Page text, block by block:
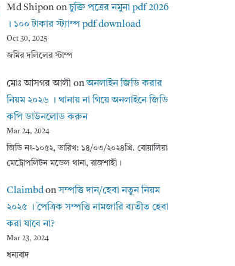
Md Shipononচুক্তি পত্রের নমুনা pdf 2026
। ১০০ টাকার স্ট্যাম্প pdf download
Oct 30, 2025
জমির দলিলের স্টাম্প
মোঃ আসগর আলী onঅনলাইন জিডি করার
নিয়ম ২০২৬ । থানায় না গিয়ে অনলাইনে জিডি
কপি ডাউনলোড করুন
Mar 24, 2024
জিডি নং-১০৫২, তারিখ: ১৪/০৩/২০২৪খ্রি. বোয়ালিয়া
মেট্রোপলিটন মডেল থানা, রাজশাহী।
Claimbdonসম্পত্তি দান/হেবা নতুন নিয়ম
২০২৫ । পৈত্রিক সম্পত্তি নামজারি ব্যতীত হেবা
করা যাবে না?
Mar 23, 2024
ধন্যবাদ